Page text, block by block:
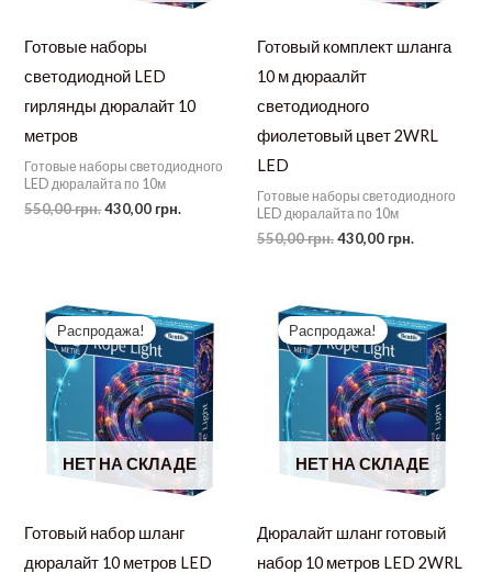
Готовые наборы
светодиодной LED
гирлянды дюралайт 10
метров
Готовые наборы светодиодного
LED дюралайта по 10м
550,00грн.Первоначальная
430,00 грн.
430,00 грн..
Готовый комплект шланга
10 м дюраалйт
светодиодного
фиолетовый цвет 2WRL
LED
Готовые наборы светодиодного
LED дюралайта по 10м
550,00грн.Первоначальная
430,00 грн.
НЕТ НА СКЛАДЕ
Распродажа!
Готовый набор шланг
дюралайт 10 метров LED
НЕТ НА СКЛАДЕ
Распродажа!
Дюралайт шланг готовый
набор 10 метров LED 2WRL